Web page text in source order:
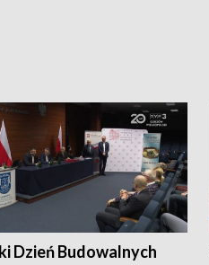
Dzień Budowalnych